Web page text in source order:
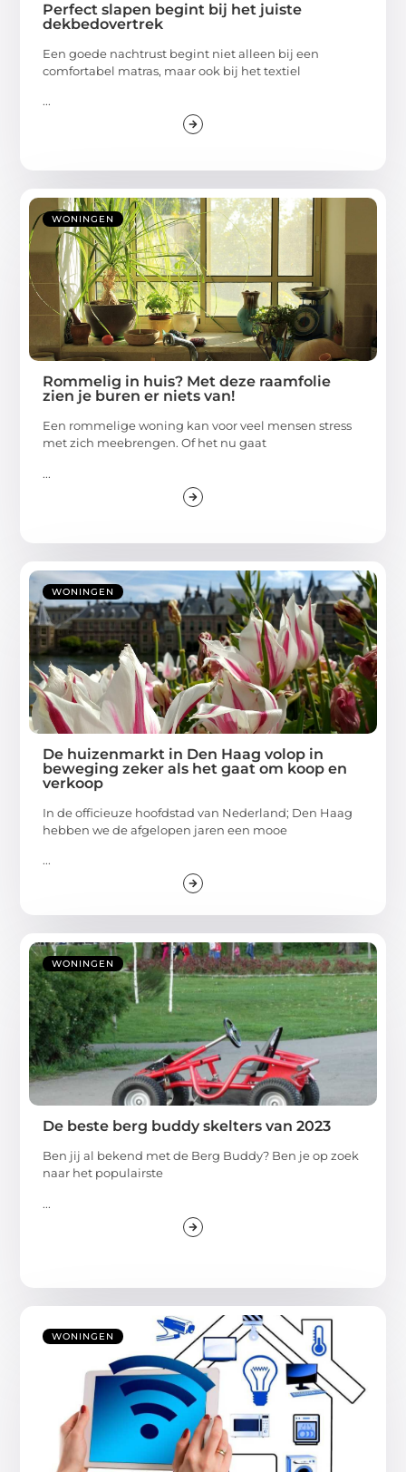
Perfect slapen begint bij het juiste
dekbedovertrek
Een goede nachtrust begint niet alleen bij een
comfortabel matras, maar ook bij het textiel
...
WONINGEN
Rommelig in huis? Met deze raamfolie
zien je buren er niets van!
Een rommelige woning kan voor veel mensen stress
met zich meebrengen. Of het nu gaat
...
WONINGEN
De huizenmarkt in Den Haag volop in
beweging zeker als het gaat om koop en
verkoop
In de officieuze hoofdstad van Nederland; Den Haag
hebben we de afgelopen jaren een mooe
...
WONINGEN
De beste berg buddy skelters van 2023
Ben jij al bekend met de Berg Buddy? Ben je op zoek
naar het populairste
...
WONINGEN